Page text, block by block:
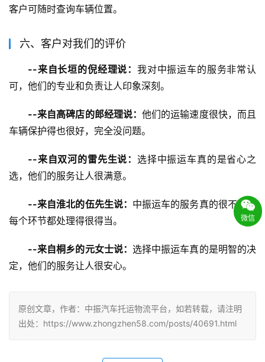
客户可随时查询车辆位置。
六、客户对我们的评价
--来自长垣的倪经理说： 我对中振运车的服务非常认
可，他们的专业和负责让人印象深刻。
--来自高碑店的郎经理说：他们的运输速度很快，而且
车辆保护得也很好，完全没问题。
--来自双河的雷先生说： 选择中振运车真的是省心之
选，他们的服务让人很满意。
--来自淮北的伍先生说： 中振运车的服务真的很不错，
每个环节都处理得很得当。
--来自桐乡的元女士说： 选择中振运车真的是明智的决
定，他们的服务让人很安心。
原创文章，作者：中振汽车托运物流平台，如若转载，请注明
出处：https://www.zhongzhen58.com/posts/40691.html
微信